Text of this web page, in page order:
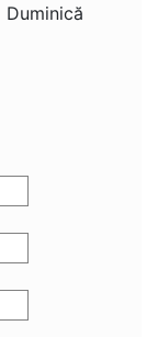
Duminică